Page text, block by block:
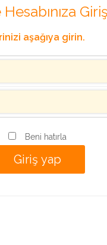
aşağıya girin.
Beni hatırla